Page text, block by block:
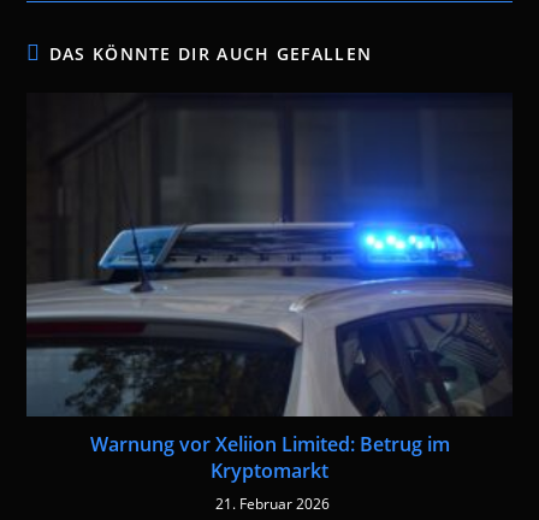
DAS KÖNNTE DIR AUCH GEFALLEN
Warnung vor Xeliion Limited: Betrug im
Kryptomarkt
21. Februar 2026